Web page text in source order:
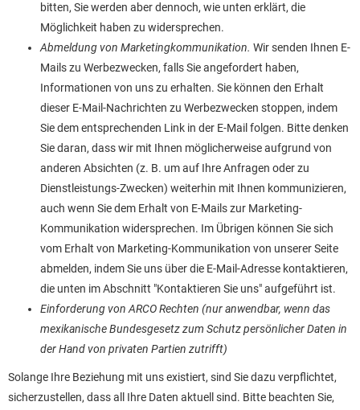
bitten, Sie werden aber dennoch, wie unten erklärt, die
Möglichkeit haben zu widersprechen.
Abmeldung von Marketingkommunikation. Wir senden Ihnen E-
Mails zu Werbezwecken, falls Sie angefordert haben,
Informationen von uns zu erhalten. Sie können den Erhalt
dieser E-Mail-Nachrichten zu Werbezwecken stoppen, indem
Sie dem entsprechenden Link in der E-Mail folgen. Bitte denken
Sie daran, dass wir mit Ihnen möglicherweise aufgrund von
anderen Absichten (z. B. um auf Ihre Anfragen oder zu
Dienstleistungs-Zwecken) weiterhin mit Ihnen kommunizieren,
auch wenn Sie dem Erhalt von E-Mails zur Marketing-
Kommunikation widersprechen. Im Übrigen können Sie sich
vom Erhalt von Marketing-Kommunikation von unserer Seite
abmelden, indem Sie uns über die E-Mail-Adresse kontaktieren,
die unten im Abschnitt "Kontaktieren Sie uns" aufgeführt ist.
Einforderung von ARCO Rechten (nur anwendbar, wenn das
mexikanische Bundesgesetz zum Schutz persönlicher Daten in
der Hand von privaten Partien zutrifft)
Solange Ihre Beziehung mit uns existiert, sind Sie dazu verpflichtet,
sicherzustellen, dass all Ihre Daten aktuell sind. Bitte beachten Sie,